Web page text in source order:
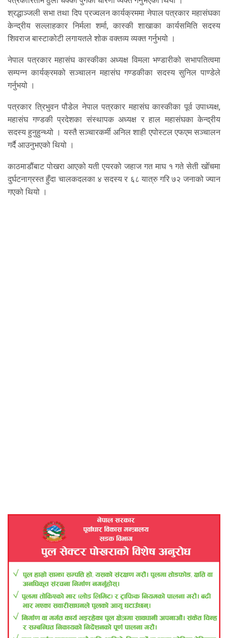
श्रद्धाञ्जली सभा तथा दिप प्रज्वलन कार्यक्रममा नेपाल पत्रकार महासंघका
केन्द्रीय सल्लाहकार निर्मला शर्मा, कास्की शाखाका कार्यसमिति सदस्य
शिवराज बास्टाकोटी लगायतले शोक वक्तव्य व्यक्त गर्नुभयो ।
नेपाल पत्रकार महासंघ कास्कीका अध्यक्ष विमला भण्डारीको सभापतित्वमा
सम्पन्न कार्यक्रमको सञ्चालन महासंघ गण्डकीका सदस्य सुनिल पाण्डेले
गर्नुभयो ।
पत्रकार त्रिभुवन पौडेल नेपाल पत्रकार महासंघ कास्कीका पूर्व उपाध्यक्ष,
महासंघ गण्डकी प्रदेशका संस्थापक अध्यक्ष र हाल महासंघका केन्द्रीय
सदस्य हुनुहुन्थ्यो । यस्तै सञ्चारकर्मी अनिल शाही एपोस्टल एफएम सञ्चालन
गर्दै आउनुभएको थियो ।
काठमाडौंबाट पोखरा आएको यती एयरको जहाज गत माघ १ गते सेती खोँचमा
दुर्घटनाग्रस्त हुँदा चालकदलका ४ सदस्य र ६८ यात्रु गरि ७२ जनाको ज्यान
गएको थियो ।